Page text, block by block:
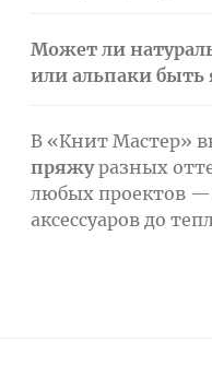
Может ли
или альпаки быть
В «Книт Мастер»
пряжуразных
любых проектов —
аксессуаров до